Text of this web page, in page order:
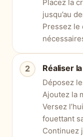
Placez la
jusqu’au
Pressez le
Réaliser
Déposez
Ajoutez la
Versez
fouettant
Continuez